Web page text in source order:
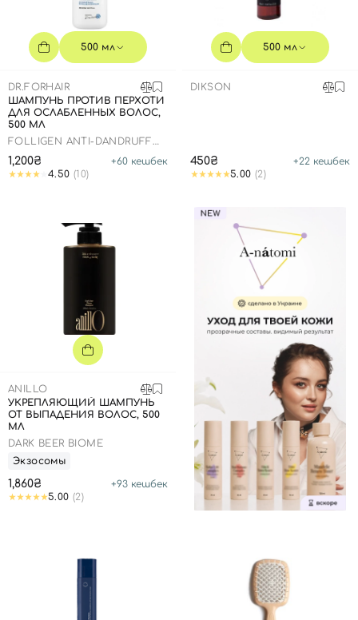
500 мл
DR.FORHAIR
ШАМПУНЬ ПРОТИВ ПЕРХОТИ
ДЛЯ ОСЛАБЛЕННЫХ ВОЛОС,
500 МЛ
FOLLIGEN ANTI-DANDRUFF
1,200₴ +60 кешбек
4.50 (10)
500 мл
DIKSON
450₴ +22 кешбек
5.00 (2)
ANILLO
УКРЕПЛЯЮЩИЙ ШАМПУНЬ
ОТ ВЫПАДЕНИЯ ВОЛОС, 500
МЛ
DARK BEER BIOME
Экзосомы
1,860₴ +93 кешбек
5.00 (2)